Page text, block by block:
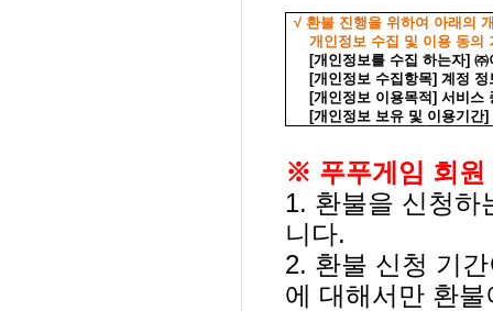
√ 환불 진행을 위하여 아래의
개인정보 수집 및 이용 동의
[개인정보를 수집 하는자] ㈜
[개인정보 수집항목] 계정 정
[개인정보 이용목적 ] 서비스
[개인정보 보유 및 이용기간]
※ 푸푸게임 회원
1. 환불을 신청하
니다.
2. 환불 신청 기
에 대해서만 환